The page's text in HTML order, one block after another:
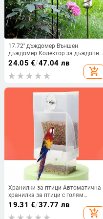
17.72'' дъждомер Външен
дъждомер Колектор за дъждовна
вода със стъклена тръба за
домашна градина, двор, украса
на вътрешен двор
24.05 €/47.04 лв
add_shopping_cart
Хранилки за птици Автоматична
хранилка за птици с голям
капацитет No Mess Хранилка за
папагали Поилка Акрилни
семена Контейнер за храна за
19.31 €/37.77 лв
add_shopping_cart